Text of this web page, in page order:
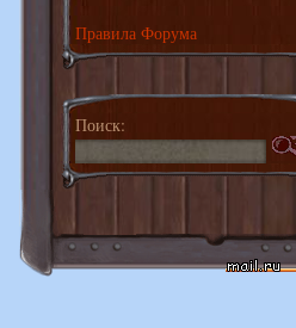
Правила Форума
Поиск: